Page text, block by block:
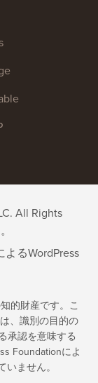
All Rights
よるWordPress
的財産です。こ
、識別の目的の
承認を意味する
Foundationによ
ません。